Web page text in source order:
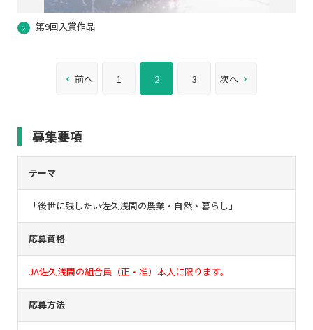
第9回入賞作品
前へ 1 2 3 次へ
募集要項
テーマ
「後世に残したい佐久浅間の農業・自然・暮らし」
応募資格
JA佐久浅間の組合員（正・准）本人に限ります。
応募方法